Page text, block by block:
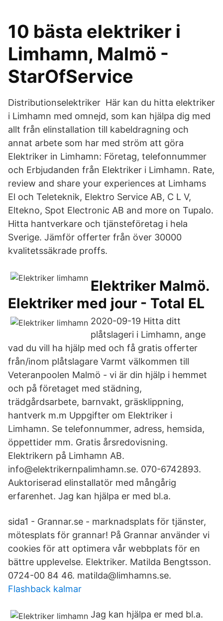
10 bästa elektriker i
Limhamn, Malmö -
StarOfService
Distributionselektriker Här kan du hitta elektriker
i Limhamn med omnejd, som kan hjälpa dig med
allt från elinstallation till kabeldragning och
annat arbete som har med ström att göra
Elektriker in Limhamn: Företag, telefonnummer
och Erbjudanden från Elektriker i Limhamn. Rate,
review and share your experiences at Limhams
El och Teleteknik, Elektro Service AB, C L V,
Eltekno, Spot Electronic AB and more on Tupalo.
Hitta hantverkare och tjänsteföretag i hela
Sverige. Jämför offerter från över 30000
kvalitetssäkrade proffs.
Elektriker Malmö.
Elektriker med jour - Total EL
2020-09-19 Hitta ditt
plåtslageri i Limhamn, ange
vad du vill ha hjälp med och få gratis offerter
från/inom plåtslagare Varmt välkommen till
Veteranpoolen Malmö - vi är din hjälp i hemmet
och på företaget med städning,
trädgårdsarbete, barnvakt, gräsklippning,
hantverk m.m Uppgifter om Elektriker i
Limhamn. Se telefonnummer, adress, hemsida,
öppettider mm. Gratis årsredovisning.
Elektrikern på Limhamn AB.
info@elektrikernpalimhamn.se. 070-6742893.
Auktoriserad elinstallatör med mångårig
erfarenhet. Jag kan hjälpa er med bl.a.
sida1 - Grannar.se - marknadsplats för tjänster,
mötesplats för grannar! På Grannar använder vi
cookies för att optimera vår webbplats för en
bättre upplevelse. Elektriker. Matilda Bengtsson.
0724-00 84 46. matilda@limhamns.se.
Flashback kalmar
Jag kan hjälpa er med bl.a.